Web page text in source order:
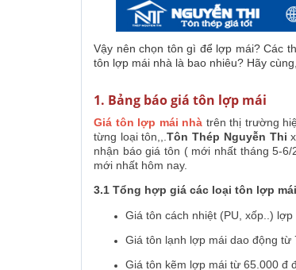
Vậy nên chọn tôn gì để lợp mái? Các
tôn lợp mái nhà là bao nhiêu? Hãy cùng,
1. Bảng báo giá tôn lợp mái
Giá tôn lợp mái nhà trên thị trường
từng loại tôn,,.Tôn Thép Nguyễn Thi
nhận báo giá tôn ( mới nhất tháng 5-
mới nhất hôm nay.
3.1 Tổng hợp giá các loại tôn lợp
Giá tôn cách nhiệt (PU, xốp..)
Giá tôn lạnh lợp mái dao động
Giá tôn kẽm lợp mái từ 65.000 đ